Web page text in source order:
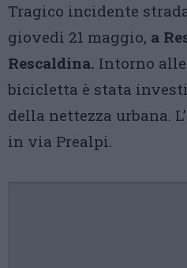
Tragico incidente
giovedì 21 maggio, a
Rescaldina. Intorno
bicicletta è stata
della nettezza urbana.
in via Prealpi.